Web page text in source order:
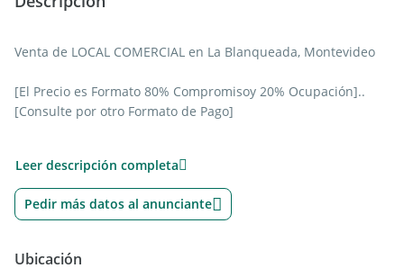
Venta de LOCAL COMERCIAL en La Blanqueada, Montevideo
[El Precio es Formato 80% Compromisoy 20% Ocupación]..
[Consulte por otro Formato de Pago]
Con 39.5m2 al frente
Ofrecemos luego de la compra gestionar la propiedad para
Leer descripción completa
Pedir más datos al anunciante
Ubicación